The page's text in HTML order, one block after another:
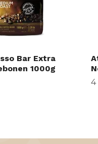
Bar Extra
1000g
4